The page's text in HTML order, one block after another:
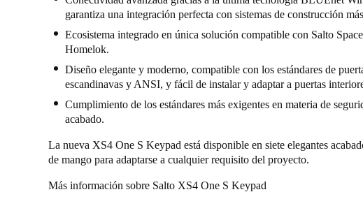
garantiza una integración perfecta con sistemas de construcción
Ecosistema integrado en única solución compatible con Salto
Homelok.
Diseño elegante y moderno, compatible con los estándares de
escandinavas y ANSI, y fácil de instalar y adaptar a puertas
Cumplimiento de los estándares más exigentes en materia de
acabado.
La nueva XS4 One S Keypad está disponible en siete elegantes
de mango para adaptarse a cualquier requisito del proyecto.
Más información sobre Salto XS4 One S Keypad